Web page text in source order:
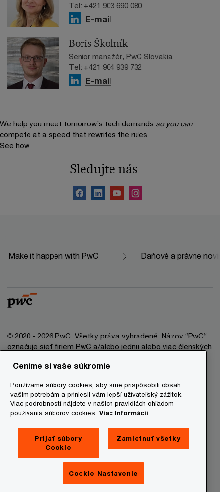
Tel: +421 903 690 080
E-mail
Boris Školník
Senior manažér, PwC Slovakia
Tel: +421 904 939 732
E-mail
We help you meet tomorrow’s tech demands so you can
compete at a speed that rewrites the rules
See how
Sledujte nás
Make it happen with PwC Daňové a právne
© 2020 - 2026 PwC. Všetky práva vyhradené. Názov “PwC“
označuje sieť firiem PwC a/alebo jednu alebo viac členských
informácie nájdete na stránke www.pwc.com/structure.
Právna doložka
Ochrana osobných údajov
Prevádzkovatelia stránky
Mapa stránky
Digital Services Act Transparency
Ceníme si vaše súkromie
Používame súbory cookies, aby sme prispôsobili obsah
vašim potrebám a priniesli vám lepší užívateľský zážitok.
Viac podrobností nájdete v našich pravidlách ohľadom
používania súborov cookies. Viac Informácií
Prijať súbory
Cookie
Zamietnuť všetky
Cookie Nastavenie